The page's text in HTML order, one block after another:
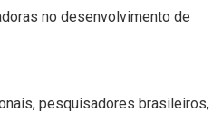
no desenvolvimento de
pesquisadores brasileiros,